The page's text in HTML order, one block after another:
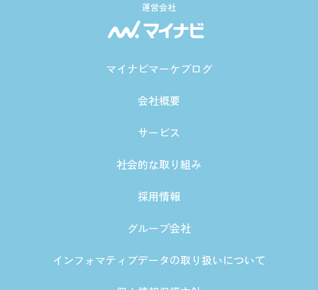
運営会社
マイナビマーケブログ
会社概要
サービス
社会的な取り組み
採用情報
グループ会社
インフォマティブデータの取り扱いについて